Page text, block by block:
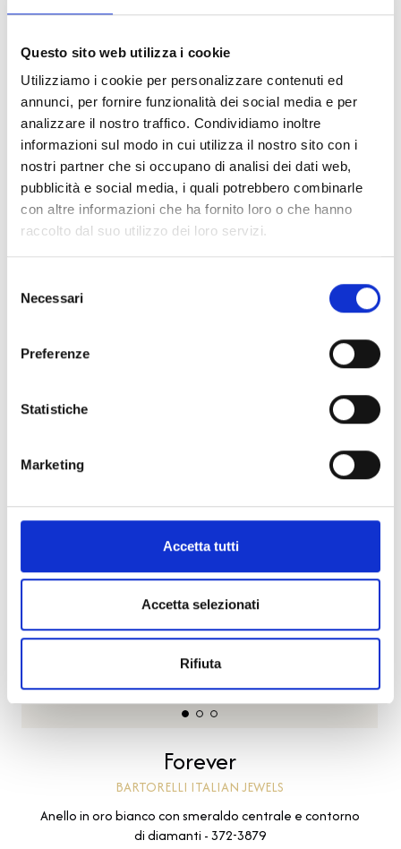
Questo sito web utilizza i cookie
Utilizziamo i cookie per personalizzare contenuti ed
annunci, per fornire funzionalità dei social media e per
analizzare il nostro traffico. Condividiamo inoltre
informazioni sul modo in cui utilizza il nostro sito con i
nostri partner che si occupano di analisi dei dati web,
pubblicità e social media, i quali potrebbero combinarle
con altre informazioni che ha fornito loro o che hanno
raccolto dal suo utilizzo dei loro servizi.
delNecessari
Preferenze
Statistiche
Marketing
Accetta tutti
Accetta selezionati
Rifiuta
Fulmine
BARTORELLI ITALIAN JEWELS
Mono orecchino fulmine in oro rosa e smeraldi -
MONOBOCFULMINEELSINGOLOORSMERAL
€ 1.070,00
Subito disponibile
Forever
BARTORELLI ITALIAN JEWELS
Anello in oro bianco con smeraldo centrale e contorno
di diamanti - 372-3879